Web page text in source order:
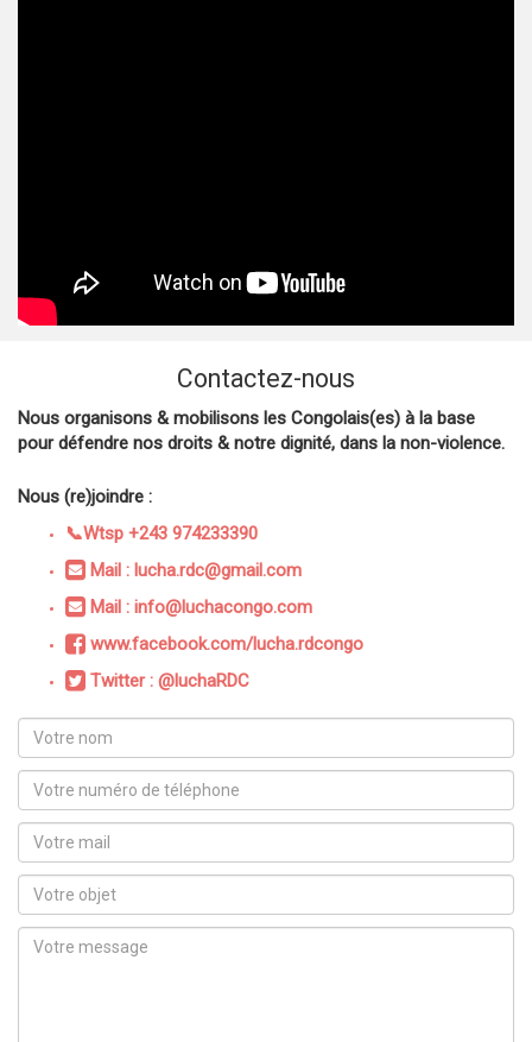
Contactez-nous
Nous organisons & mobilisons les Congolais(es) à la base
pour défendre nos droits & notre dignité, dans la non-violence.
Nous (re)joindre :
📞Wtsp +243 974233390
Mail : lucha.rdc@gmail.com
Mail : info@luchacongo.com
www.facebook.com/lucha.rdcongo
Twitter : @luchaRDC